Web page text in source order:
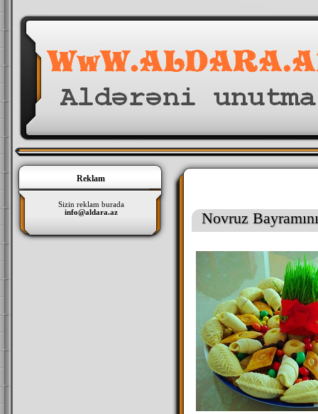
Reklam
Sizin reklam burada
info@aldara.az
Novruz